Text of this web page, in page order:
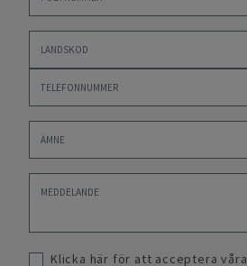
Klicka här för att acceptera våra